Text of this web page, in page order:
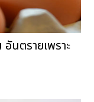
นตรายเพราะ